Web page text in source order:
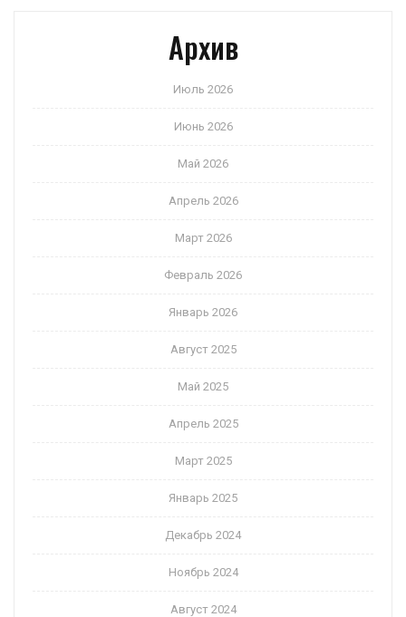
Архив
Июль 2026
Июнь 2026
Май 2026
Апрель 2026
Март 2026
Февраль 2026
Январь 2026
Август 2025
Май 2025
Апрель 2025
Март 2025
Январь 2025
Декабрь 2024
Ноябрь 2024
Август 2024